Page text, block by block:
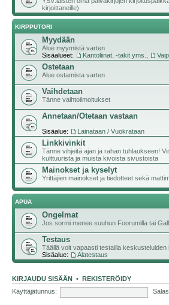
kirjoittaneille)
KIRPPUTORI
Myydään
Alue myymistä varten
Sisäalueet:
Kantoliinat, -takit yms.
Ostetaan
Alue ostamista varten
Vaihdetaan
Tänne vaihtoilmoitukset
Annetaan/Otetaan vastaan
Sisäalue: Lainataan / Vuokrataan
Linkkivinkit
Tänne vihjeitä ajan ja rahan tuhlaukseen!
kulttuurista ja muista kivoista sivustoista
Mainokset ja kyselyt
Yrittäjien mainokset ja tiedotteet sekä
APUA
Ongelmat
Jos sormi menee suuhun Foorumilla tai
Testaus
Täällä voit vapaasti testailla keskusteluiden
Sisäalue:
Alatestaus
KIRJAUDU SISÄÄN • REKISTERÖIDY
Käyttäjätunnus: